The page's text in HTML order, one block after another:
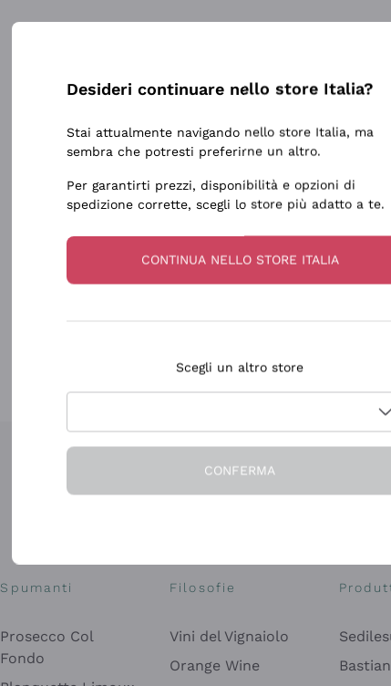
Spumanti
Prosecco Col
Fondo
Filosofie
Vini del Vignaiolo
Orange Wine
Desideri continuare nello store Italia?
Stai attualmente navigando nello store Italia, ma
sembra che potresti preferirne un altro.
Per garantirti prezzi, disponibilità e opzioni di
spedizione corrette, scegli lo store più adatto a te.
CONTINUA NELLO STORE ITALIA
Scegli un altro store
CONFERMA